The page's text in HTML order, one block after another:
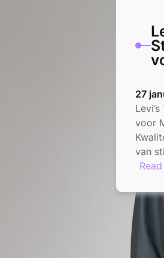
27
voor
van